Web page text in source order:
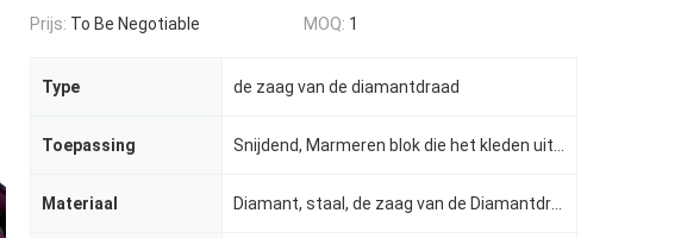
Prijs: To Be Negotiable MOQ: 1
Type de zaag van de diamantdraad
Toepassing
Materiaal